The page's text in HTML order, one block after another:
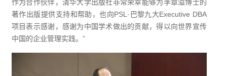
作为合作伙伴，清华大学出版社非常荣幸能够为李章溢博士的
著作出版提供支持和帮助，也向PSL·巴黎九大Executive DBA
项目表示感谢，感谢为中国学术做出的贡献，得以向世界宣传
中国的企业管理实践。”